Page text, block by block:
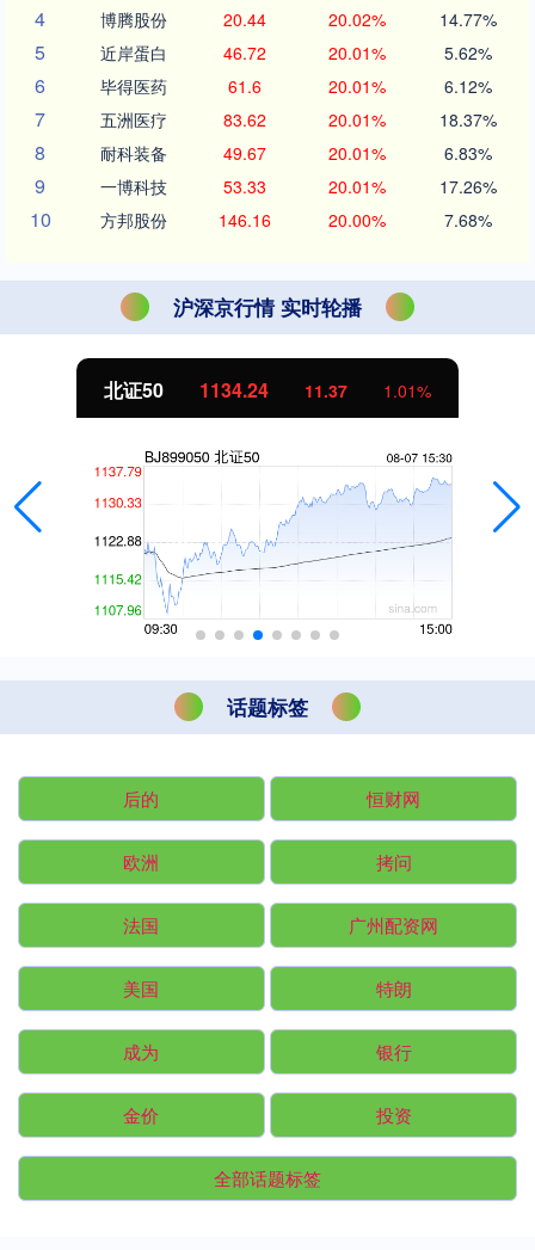
4 博腾股份 20.44 20.02% 14.77%
5 近岸蛋白 46.72 20.01% 5.62%
6 毕得医药 61.6 20.01% 6.12%
7 五洲医疗 83.62 20.01% 18.37%
8 耐科装备 49.67 20.01% 6.83%
9 一博科技 53.33 20.01% 17.26%
10 方邦股份 146.16 20.00% 7.68%
沪深京行情 实时轮播
北证50 1134.24 11.37 1.01%
话题标签
后的 恒财网
欧洲 拷问
法国 广州配资网
美国 特朗
成为 银行
金价 投资
全部话题标签